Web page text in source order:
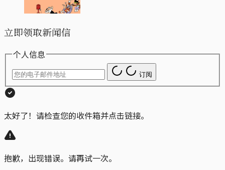
立即领取新闻信
个人信息
订阅
太好了！请检查您的收件箱并点击链接。
抱歉，出现错误。请再试一次。